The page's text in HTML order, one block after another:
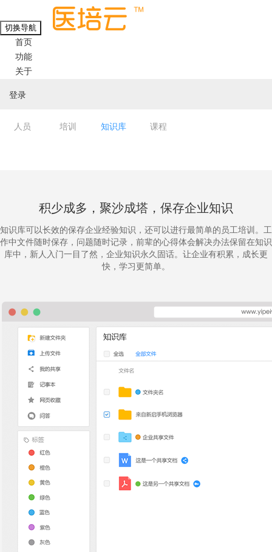
切换导航
首页
功能
关于
登录
人员 培训 知识库 课程
积少成多，聚沙成塔，保存企业知识
知识库可以长效的保存企业经验知识，还可以进行最简单的员工培训。工
作中文件随时保存，问题随时记录，前辈的心得体会解决办法保留在知识
库中，新人入门一目了然，企业知识永久固话。让企业有积累，成长更
快，学习更简单。